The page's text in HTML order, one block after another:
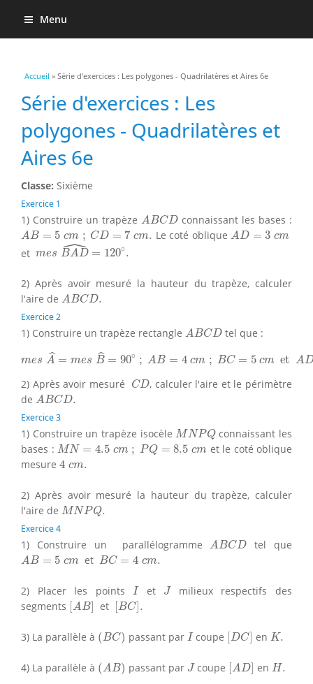
Menu
Vous êtes ici
Accueil » Série d'exercices : Les polygones - Quadrilatères et Aires 6e
Série d'exercices : Les
polygones - Quadrilatères et
Aires 6e
Classe: Sixième
Exercice 1
1) Construire un trapèze ABCD
A BCD connaissant les bases :
AB = 5 cm ; CD = 7 cm.
A B= cm;C D =7c m Le coté oblique AD = 3 cm
A D= cm
et mes ˆ
BAD = 120∘.
me sBAD^ =120∘ .
2) Après avoir mesuré la hauteur du trapèze, calculer
l'aire de ABCD.
A BCD.
Exercice 2
1) Construire un trapèze rectangle ABCD
A BCD tel que :
mes ˆ
A = mes ˆ
B = 90∘ ; AB = 4 cm ; BC = 5 cm et A
m me ^=90 ∘ ;A BC= m = 6
2) Après avoir mesuré CD
CD, calculer l'aire et le périmètre
de ABCD.
A BCD.
Exercice 3
1) Construire un trapèze isocèleMNPQ
MNPQ connaissant les
bases : MN = 4.5 cm ; PQ = 8.5 cm
MN= 4.5 cm;P Q =8.5 m
et le coté oblique
mesure 4 cm.
4 cm
2) Après avoir mesuré la hauteur du trapèze, calculer
l'aire de MNPQ.
MNPQ.
Exercice 4
1) Construire un parallélogrammeABCD
A BCD tel que
AB = 5 cm
A B= cm et BC = 4 cm.
BC= 4 m.
2) Placer les pointsIIet J
J milieux respectifs des
segments
AB
[ A B] et BC] .
[BC]
3) La parallèle à (BC)
(BC) passant par I
Icoupe DC]
[DC] en K.
K.
4) La parallèle à (AB)
(AB) passant par Jcoupe [AD
[ A D] enH.
H.